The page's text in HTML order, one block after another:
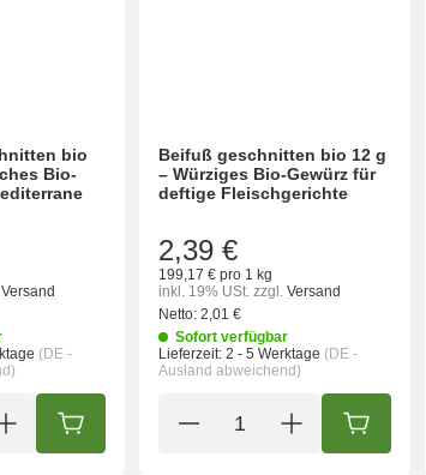
bio
Bio-
Versand
(DE -
IN DEN WARENKORB
Beifuß geschnitten bio 12 g
– Würziges Bio-Gewürz für
deftige Fleischgerichte
2,39 €
199,17 € pro 1 kg
inkl. 19% USt. zzgl. Versand
Netto: 2,01 €
Sofort verfügbar
Lieferzeit: 2 - 5 Werktage (DE -
Ausland abweichend)
IN DEN